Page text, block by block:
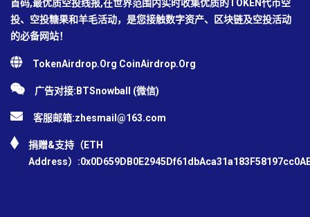
首码,最优质空投线报,在世界范围内实时收集优质的TOKEN代币空
投、空投糖果和羊毛活动，是您接触数字资产、区块链及空投活动
的必备网站！
TokenAirdrop.Org CoinAirdrop.Org
广告对接:BTSnowball (微信)
客服邮箱:zhesmail@163.com
捐赠&支持（ETH
Address）